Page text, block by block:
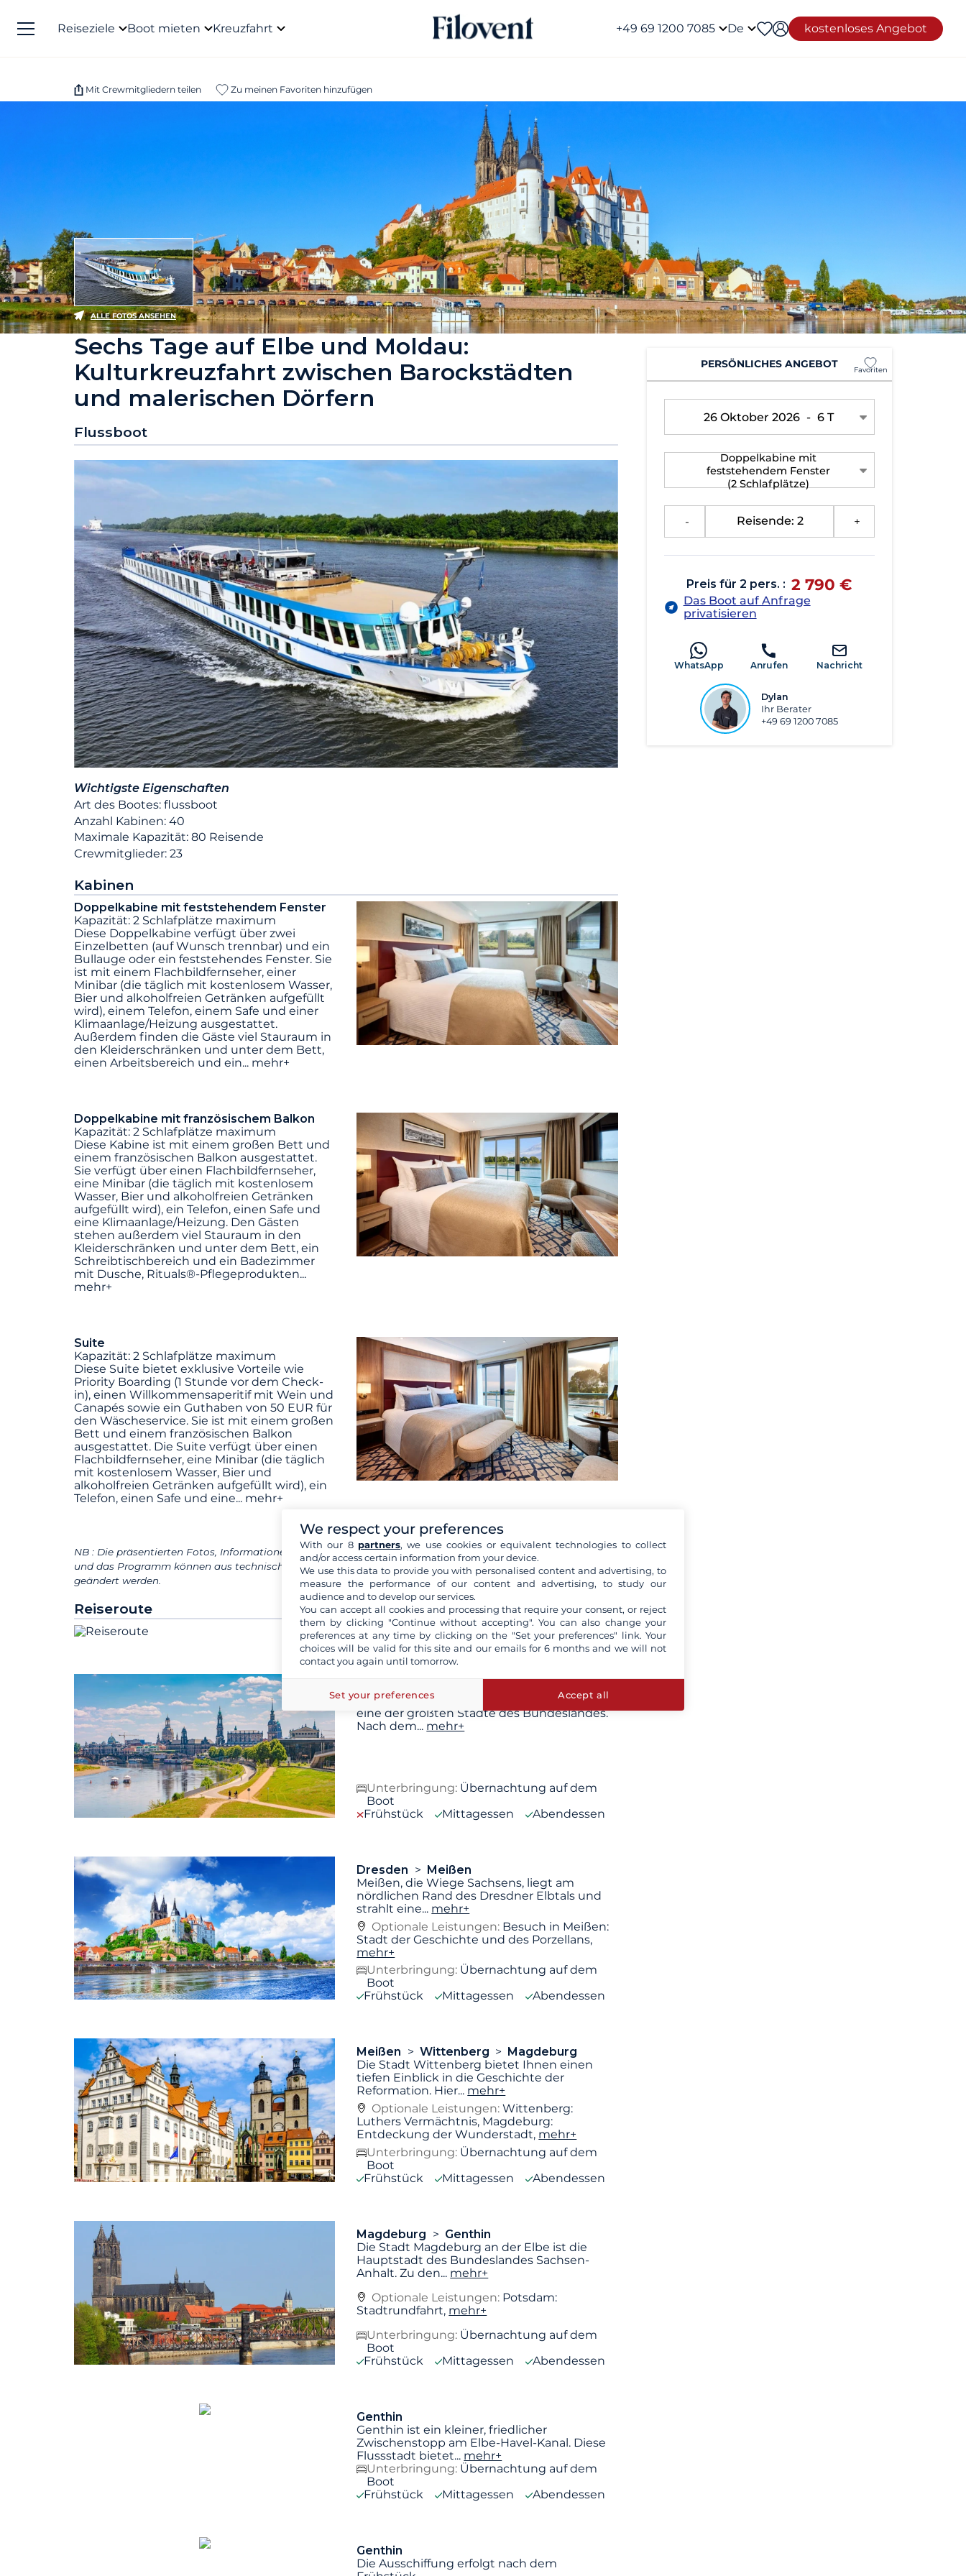
Reiseziele Boot mieten Kreuzfahrt +49 69 1200 7085 De kostenloses Angebot
Mit Crewmitgliedern teilen Zu meinen Favoriten hinzufügen
ALLE FOTOS ANSEHEN
Sechs Tage auf Elbe und Moldau:
Kulturkreuzfahrt zwischen Barockstädten
und malerischen Dörfern
Flussboot
Wichtigste Eigenschaften
Art des Bootes: flussboot
Anzahl Kabinen: 40
Maximale Kapazität: 80 Reisende
Crewmitglieder: 23
Kabinen
Doppelkabine mit feststehendem Fenster
Kapazität: 2 Schlafplätze maximum
Diese Doppelkabine verfügt über zwei
Einzelbetten (auf Wunsch trennbar) und ein
Bullauge oder ein feststehendes Fenster. Sie
ist mit einem Flachbildfernseher, einer
Minibar (die täglich mit kostenlosem Wasser,
Bier und alkoholfreien Getränken aufgefüllt
wird), einem Telefon, einem Safe und einer
Klimaanlage/Heizung ausgestattet.
Außerdem finden die Gäste viel Stauraum in
den Kleiderschränken und unter dem Bett,
einen Arbeitsbereich und ein... mehr+
Doppelkabine mit französischem Balkon
Kapazität: 2 Schlafplätze maximum
Diese Kabine ist mit einem großen Bett und
einem französischen Balkon ausgestattet.
Sie verfügt über einen Flachbildfernseher,
eine Minibar (die täglich mit kostenlosem
Wasser, Bier und alkoholfreien Getränken
aufgefüllt wird), ein Telefon, einen Safe und
eine Klimaanlage/Heizung. Den Gästen
stehen außerdem viel Stauraum in den
Kleiderschränken und unter dem Bett, ein
Schreibtischbereich und ein Badezimmer
mit Dusche, Rituals®-Pflegeprodukten...
mehr+
Suite
Kapazität: 2 Schlafplätze maximum
Diese Suite bietet exklusive Vorteile wie
Priority Boarding (1 Stunde vor dem Check-
in), einen Willkommensaperitif mit Wein und
Canapés sowie ein Guthaben von 50 EUR für
den Wäscheservice. Sie ist mit einem großen
Bett und einem französischen Balkon
ausgestattet. Die Suite verfügt über einen
Flachbildfernseher, eine Minibar (die täglich
mit kostenlosem Wasser, Bier und
alkoholfreien Getränken aufgefüllt wird), ein
Telefon, einen Safe und eine... mehr+
NB : Die präsentierten Fotos, Informationen und Bilder sind nicht verbindlich. Die angegebene Reiseroute
und das Programm können aus technischen Gründen (Entscheidung des Kapitäns) ohne Vorankündigung
geändert werden.
Reiseroute
Dresden ist die Hauptstadt Sachsens und
eine der größten Städte des Bundeslandes.
Nach dem... mehr+
Unterbringung: Übernachtung auf dem
Boot
Frühstück
Mittagessen Abendessen
Dresden
Meißen
Meißen, die Wiege Sachsens, liegt am
nördlichen Rand des Dresdner Elbtals und
strahlt eine... mehr+
Optionale Leistungen: Besuch in Meißen:
Stadt der Geschichte und des Porzellans,
mehr+
Unterbringung: Übernachtung auf dem
Boot
Frühstück
Mittagessen Abendessen
Meißen Wittenberg
Magdeburg
Die Stadt Wittenberg bietet Ihnen einen
tiefen Einblick in die Geschichte der
Reformation. Hier... mehr+
Optionale Leistungen: Wittenberg:
Luthers Vermächtnis, Magdeburg:
Entdeckung der Wunderstadt, mehr+
Unterbringung: Übernachtung auf dem
Boot
Frühstück
Mittagessen Abendessen
Magdeburg
Genthin
Die Stadt Magdeburg an der Elbe ist die
Hauptstadt des Bundeslandes Sachsen-
Anhalt. Zu den... mehr+
Optionale Leistungen: Potsdam:
Stadtrundfahrt, mehr+
Unterbringung: Übernachtung auf dem
Boot
Frühstück
Mittagessen Abendessen
Genthin
Genthin ist ein kleiner, friedlicher
Zwischenstopp am Elbe-Havel-Kanal. Diese
Flussstadt bietet... mehr+
Unterbringung: Übernachtung auf dem
Boot
Frühstück
Mittagessen Abendessen
Genthin
Die Ausschiffung erfolgt nach dem
PERSÖNLICHES ANGEBOT Favoriten
26 Oktober 2026 - 6 T
Doppelkabine mit
feststehendem Fenster
(2 Schlafplätze)
Reisende: 2
Preis für 2 pers. : 2 790 €
Das Boot auf Anfrage
privatisieren
WhatsApp Anrufen Nachricht
Dylan
Ihr Berater
+49 69 1200 7085
We respect your preferences
With our 8 partners, we use cookies or equivalent technologies to collect
and/or access certain information from your device.
We use this data to provide you with personalised content and advertising, to
measure the performance of our content and advertising, to study our
audience and to develop our services.
You can accept all cookies and processing that require your consent, or reject
them by clicking "Continue without accepting". You can also change your
preferences at any time by clicking on the "Set your preferences" link. Your
choices will be valid for this site and our emails for 6 months and we will not
contact you again until tomorrow.
Set your preferences Accept all